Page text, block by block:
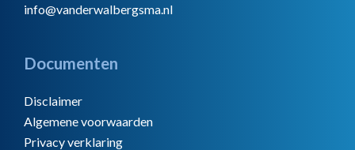
info@vanderwalbergsma.nl
Documenten
Disclaimer
Algemene voorwaarden
Privacy verklaring